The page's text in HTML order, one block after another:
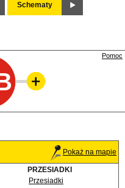
Schematy
Pomoc
Pokaż na mapie
PRZESIADKI
Przesiadki